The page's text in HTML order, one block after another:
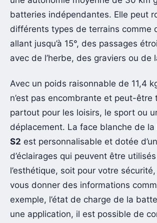
batteries indépendantes. Elle peut
différents types de terrains comme
allant jusqu’à 15°, des passages
avec de l’herbe, des graviers ou de
Avec un poids raisonnable de 11,4
n’est pas encombrante et peut-être
partout pour les loisirs, le sport ou
déplacement. La face blanche de la
S2 est personnalisable et dotée
d’éclairages qui peuvent être
l’esthétique, soit pour votre
vous donner des informations
exemple, l’état de charge de la
une application, il est possible de